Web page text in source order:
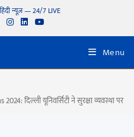
न्यूज़ — 24/7 LIVE
Menu
दिल्ली यूनिवर्सिटी ने सुरक्षा व्यवस्था पर